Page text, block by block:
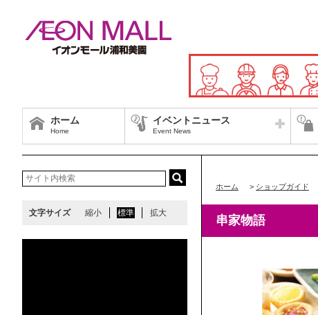
ホーム
Home
イベントニュース
Event News
ホーム > ショップガイド
串家物語
文字サイズ 縮小 標準 拡大